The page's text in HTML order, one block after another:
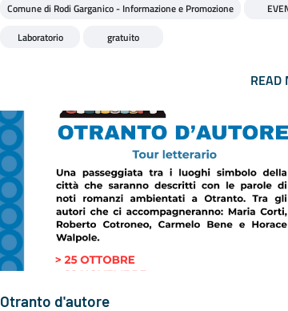
Comune di Rodi Garganico - Informazione e Promozione
Laboratorio
gratuito
READ
Otranto d'autore